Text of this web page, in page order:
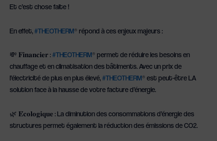
Et c’est chose faite !
En effet,#THEOTHERM® répond à ces enjeux majeurs :
💸 𝐅𝐢𝐧𝐚𝐧𝐜𝐢𝐞𝐫 :#THEOTHERM® permet de réduire les besoins en
chauffage et en climatisation des bâtiments. Avec un prix de
l’électricité de plus en plus élevé,#THEOTHERM® est peut-être LA
solution face à la hausse de votre facture d’énergie.
🌿 𝐄́𝐜𝐨𝐥𝐨𝐠𝐢𝐪𝐮𝐞 : La diminution des consommations d’énergie des
structures permet également la réduction des émissions de CO2.